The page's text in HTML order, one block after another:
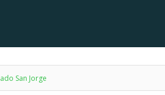
San Jorge